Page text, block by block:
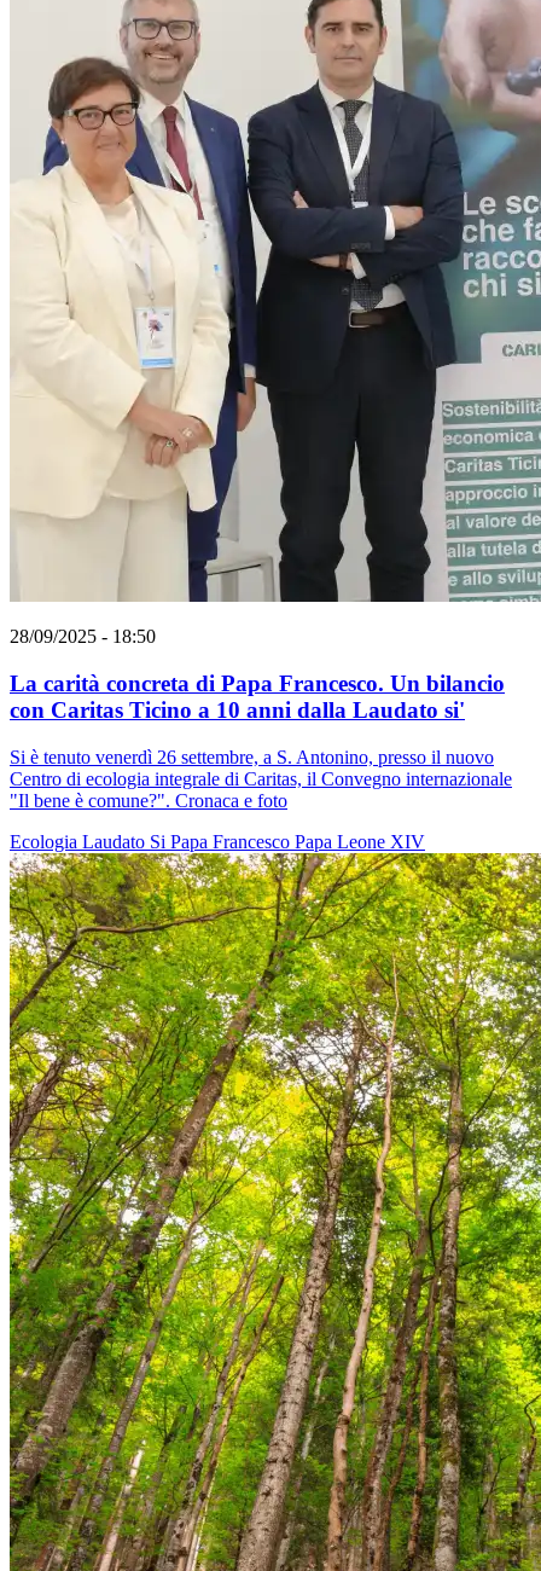
28/09/2025 - 18:50
La carità concreta di Papa Francesco. Un bilancio
con Caritas Ticino a 10 anni dalla Laudato si'
Si è tenuto venerdì 26 settembre, a S. Antonino, presso il nuovo
Centro di ecologia integrale di Caritas, il Convegno internazionale
"Il bene è comune?". Cronaca e foto
Ecologia Laudato Si Papa Francesco Papa Leone XIV